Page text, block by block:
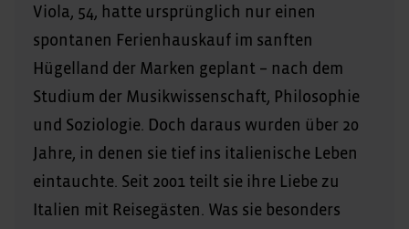
Viola, 54, hatte ursprünglich nur einen
spontanen Ferienhauskauf im sanften
Hügelland der Marken geplant – nach dem
Studium der Musikwissenschaft, Philosophie
und Soziologie. Doch daraus wurden über 20
Jahre, in denen sie tief ins italienische Leben
eintauchte. Seit 2001 teilt sie ihre Liebe zu
Italien mit Reisegästen. Was sie besonders